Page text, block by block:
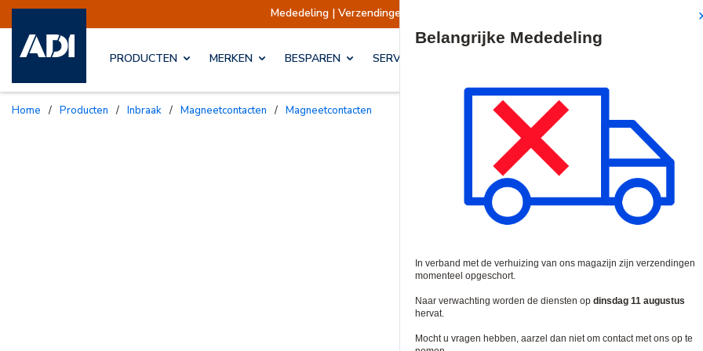
Mededeling | Verzendingen opgeschort Verzendingen worden op
PRODUCTEN MERKEN BESPAREN SERVICES & OPLOSSINGEN
Home / Producten / Inbraak / Magneetcontacten / Magneetcontacten